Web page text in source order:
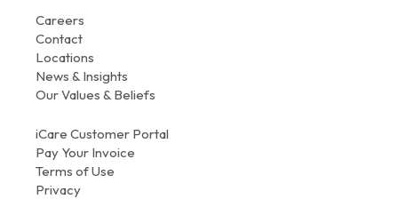
Careers
Contact
Locations
News & Insights
Our Values & Beliefs
iCare Customer Portal
Pay Your Invoice
Terms of Use
Privacy